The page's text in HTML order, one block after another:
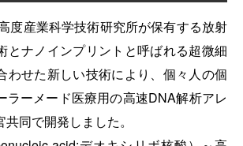
度産業科学技術研究所が保有する放射
とナノインプリントと呼ばれる超微細
わせた新しい技術により、個々人の個
ラーメード医療用の高速DNA解析アレ
同で開発しました。